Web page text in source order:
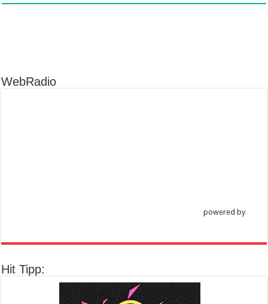
WebRadio
powered by
Hit Tipp: